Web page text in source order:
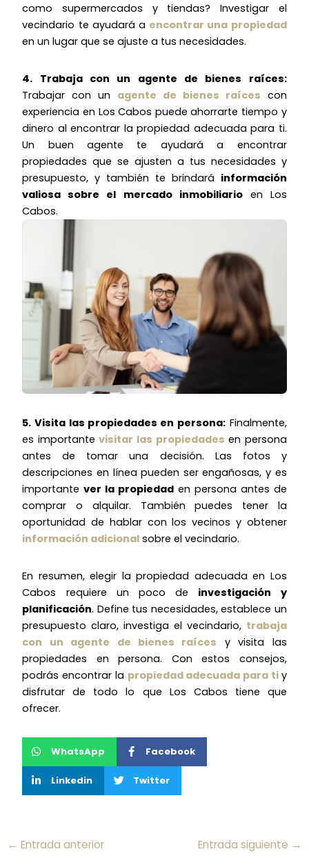
como supermercados y tiendas? Investigar el
vecindario te ayudará a encontrar una propiedad
en un lugar que se ajuste a tus necesidades.
4. Trabaja con un agente de bienes raíces:
Trabajar con un agente de bienes raíces con
experiencia en Los Cabos puede ahorrarte tiempo y
dinero al encontrar la propiedad adecuada para ti.
Un buen agente te ayudará a encontrar
propiedades que se ajusten a tus necesidades y
presupuesto, y también te brindará información
valiosa sobre el mercado inmobiliarioen Los
Cabos.
5. Visita las propiedades en persona:Finalmente,
es importantevisitar las propiedades en persona
antes de tomar una decisión. Las fotos y
descripciones en línea pueden ser engañosas, y es
importantever la propiedad en persona antes de
comprar o alquilar. También puedes tener la
oportunidad de hablar con los vecinos y obtener
información adicional sobre el vecindario.
En resumen, elegir la propiedad adecuada en Los
Cabos requiere un poco de investigación y
planificación. Define tus necesidades, establece un
presupuesto claro, investiga el vecindario, trabaja
con un agente de bienes raíces y visita las
propiedades en persona. Con estos consejos,
podrás encontrar la propiedad adecuada para ti y
disfrutar de todo lo que Los Cabos tiene que
ofrecer.
WhatsApp Facebook
Linkedin Twitter
← Entrada anterior Entrada siguiente →